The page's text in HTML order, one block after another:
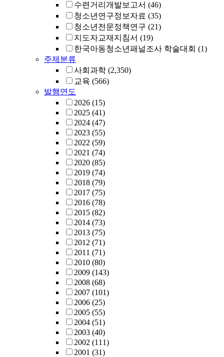
수련거리개발보고서 (46)
청소년연구정보자료 (35)
청소년전문정책연구 (21)
지도자교재지침서 (19)
한국아동청소년패널조사 학술대회 (1)
주제분류
사회과학 (2,350)
교육 (566)
발행연도
2026 (15)
2025 (41)
2024 (47)
2023 (55)
2022 (59)
2021 (74)
2020 (85)
2019 (74)
2018 (79)
2017 (75)
2016 (78)
2015 (82)
2014 (73)
2013 (75)
2012 (71)
2011 (71)
2010 (80)
2009 (143)
2008 (68)
2007 (101)
2006 (25)
2005 (55)
2004 (51)
2003 (40)
2002 (111)
2001 (31)